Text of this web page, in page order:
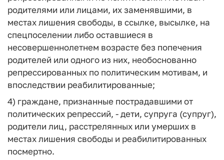
родителями или лицами, их заменявшими, в
местах лишения свободы, в ссылке, высылке, на
спецпоселении либо оставшиеся в
несовершеннолетнем возрасте без попечения
родителей или одного из них, необоснованно
репрессированных по политическим мотивам, и
впоследствии реабилитированные;
4) граждане, признанные пострадавшими от
политических репрессий, - дети, супруга (супруг),
родители лиц, расстрелянных или умерших в
местах лишения свободы и реабилитированных
посмертно.